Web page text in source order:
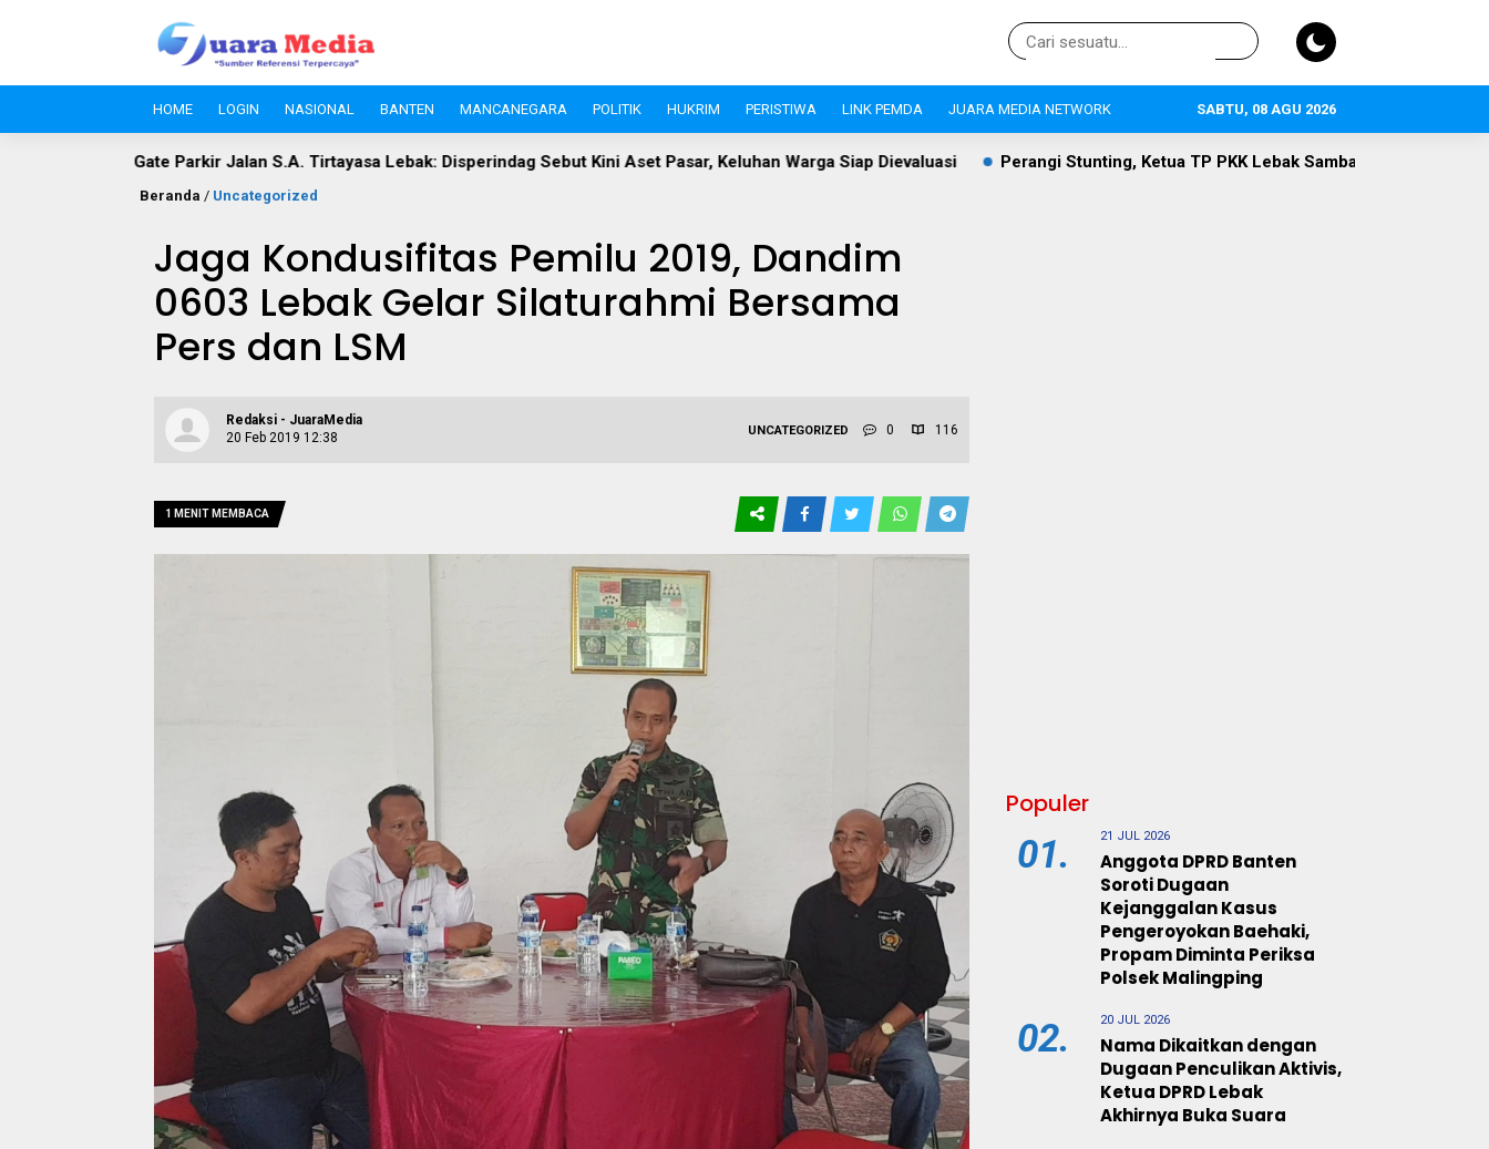
HOME LOGIN NASIONAL BANTEN MANCANEGARA POLITIK HUKRIM PERISTIWA LINK PEMDA JUARA MEDIA NETWORK SABTU, 08 AGU 2026
Jalan S.A. Tirtayasa Lebak: Disperindag Sebut Kini Aset Pasar, Keluhan Warga Siap Dievaluasi Perangi Stunting, Ketua TP PKK Lebak Sambangi Anak Asuh di Desa Curugpanjang
Beranda / Uncategorized
Jaga Kondusifitas Pemilu 2019, Dandim
0603 Lebak Gelar Silaturahmi Bersama
Pers dan LSM
Redaksi - JuaraMedia
20 Feb 2019 12:38
UNCATEGORIZED 0 116
1 MENIT MEMBACA
Populer
01. 21 JUL 2026
Anggota DPRD Banten
Soroti Dugaan
Kejanggalan Kasus
Pengeroyokan Baehaki,
Propam Diminta Periksa
Polsek Malingping
02. 20 JUL 2026
Nama Dikaitkan dengan
Dugaan Penculikan Aktivis,
Ketua DPRD Lebak
Akhirnya Buka Suara